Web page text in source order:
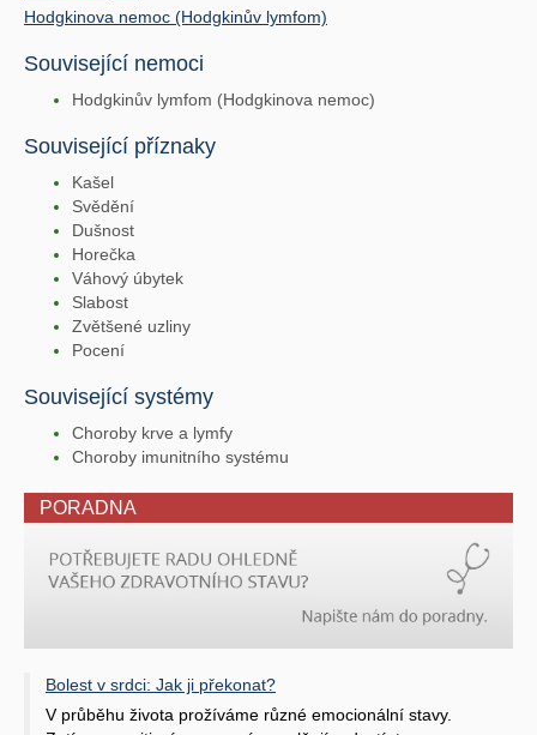
Hodgkinova nemoc (Hodgkinův lymfom)
Související nemoci
Hodgkinův lymfom (Hodgkinova nemoc)
Související příznaky
Kašel
Svědění
Dušnost
Horečka
Váhový úbytek
Slabost
Zvětšené uzliny
Pocení
Související systémy
Choroby krve a lymfy
Choroby imunitního systému
PORADNA
Bolest v srdci: Jak ji překonat?
V průběhu života prožíváme různé emocionální stavy.